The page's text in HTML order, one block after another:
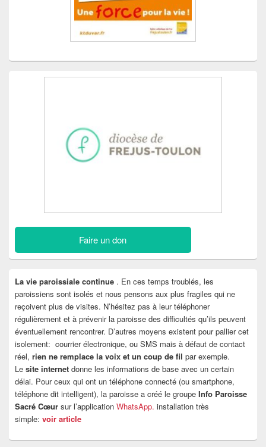
Faire un don
La vie paroissiale continue . En ces temps troublés, les
paroissiens sont isolés et nous pensons aux plus fragiles qui ne
reçoivent plus de visites. N’hésitez pas à leur téléphoner
régulièrement et à prévenir la paroisse des difficultés qu’ils peuvent
éventuellement rencontrer. D’autres moyens existent pour pallier cet
isolement: courrier électronique, ou SMS mais à défaut de contact
réel, rien ne remplace la voix et un coup de fil par exemple.
Le site internet donne les informations de base avec un certain
délai. Pour ceux qui ont un téléphone connecté (ou smartphone,
téléphone dit intelligent), la paroisse a créé le groupe Info Paroisse
Sacré Cœur sur l’application WhatsApp. installation très
simple: voir article